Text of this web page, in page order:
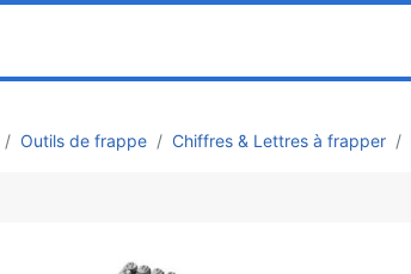
Outils de frappe Chiffres & Lettres à frapper